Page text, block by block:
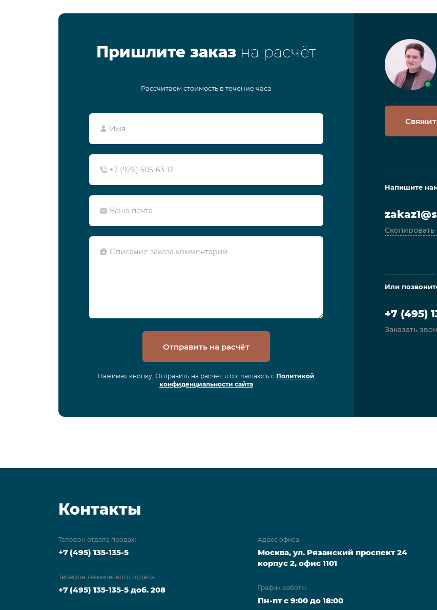
Пришлите заказ на расчёт
Рассчитаем стоимость в течение часа
Отправить на расчёт
Нажимая кнопку, Отправить на расчёт, я соглашаюсь с Политикой
конфиденциальности сайта
Напишите
Скопировать
Или
+7 (495)
Заказать
Контакты
Телефон отдела продаж
+7 (495) 135-135-5
Телефон технического отдела
+7 (495) 135-135-5 доб. 208
Адрес офиса:
Москва, ул. Рязанский проспект 24
корпус 2, офис 1101
График работы:
Пн-пт с 9:00 до 18:00